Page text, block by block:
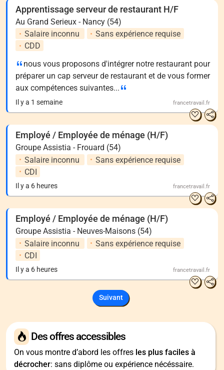
Apprentissage serveur de restaurant H/F
Au Grand Serieux - Nancy (54)
Salaire inconnu
Sans expérience requise
CDD
nous vous proposons d'intégrer notre restaurant pour
préparer un cap serveur de restaurant et de vous former
aux compétences suivantes...
Il y a 1 semaine francetravail.fr
Employé / Employée de ménage (H/F)
Groupe Assistia - Frouard (54)
Salaire inconnu
Sans expérience requise
CDI
Il y a 6 heures francetravail.fr
Employé / Employée de ménage (H/F)
Groupe Assistia - Neuves-Maisons (54)
Salaire inconnu
Sans expérience requise
CDI
Il y a 6 heures francetravail.fr
Suivant
Des offres accessibles
On vous montre d’abord les offres les plus faciles à
décrocher: sans diplôme ou expérience nécéssaire.